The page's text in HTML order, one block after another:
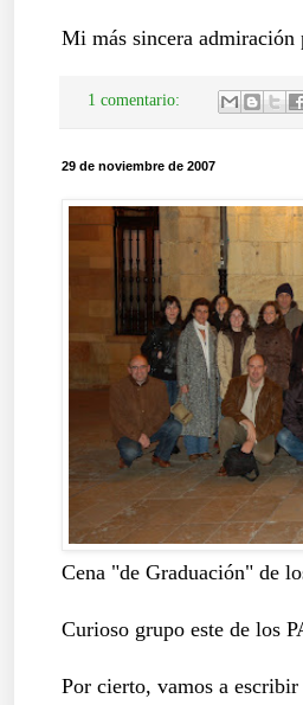
Mi más sincera admiración
1 comentario:
29 de noviembre de 2007
Cena "de Graduación" de
Curioso grupo este de los
Por cierto, vamos a